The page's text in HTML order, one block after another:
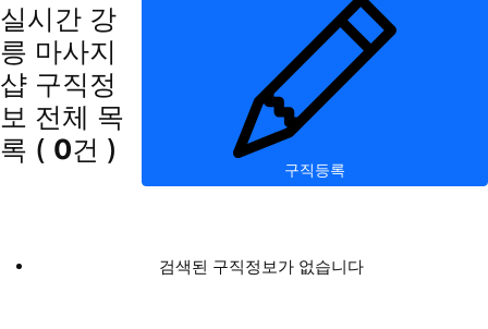
실시간 강
릉 마사지
샵 구직정
보 전체 목
록 ( 0건 )
구직등록
검색된 구직정보가 없습니다